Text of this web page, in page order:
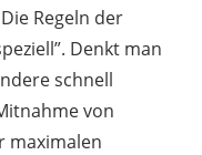
Regeln der
Denkt man
schnell
von
maximalen